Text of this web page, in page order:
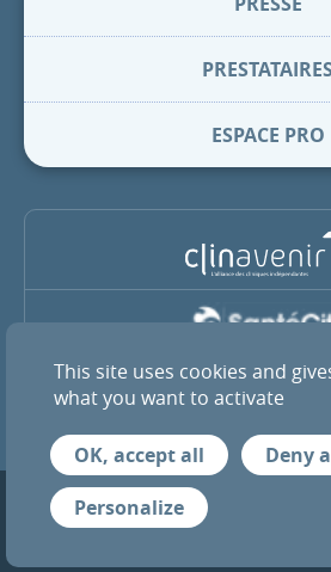
PRESTATAIRES
ESPACE PRO
La Clinique Pasteur est membre du
et de l’alliance
© 2026 Tous droits réservés —
Mentions légales
This site uses cookies and
what you want to activate
OK, accept all
Deny
Personalize